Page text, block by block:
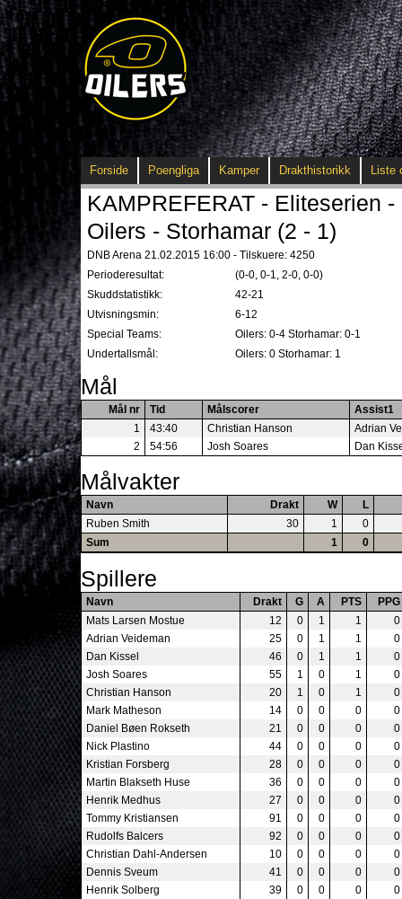
Forside Poengliga Kamper Drakthistorikk Liste
KAMPREFERAT - Eliteserien -
Oilers - Storhamar (2 - 1)
DNB Arena 21.02.2015 16:00 - Tilskuere: 4250
Perioderesultat:
(0-0, 0-1, 2-0, 0-0)
Skuddstatistikk:
42-21
Utvisningsmin:
6-12
Special Teams:
Oilers: 0-4 Storhamar: 0-1
Undertallsmål:
Oilers: 0 Storhamar: 1
Mål
Mål nr Tid Målscorer
Assist1
1
43:40 Christian Hanson
Adrian
2
54:56 Josh Soares Dan
Målvakter
Navn Drakt W
L
Ruben Smith
30 1
0
Sum
1 0
Spillere
Navn Drakt G A PTS
PPG
Mats Larsen Mostue
12 0 1 1
0
Adrian Veideman
25 0 1 1
0
Dan Kissel
46 0 1 1
0
Josh Soares
55 1 0 1
0
Christian Hanson
20 1 0 1
0
Mark Matheson
14 0 0 0
0
Daniel Bøen Rokseth
21 0 0 0
0
Nick Plastino
44 0 0 0
0
Kristian Forsberg
28 0 0 0
0
Martin Blakseth Huse
36 0 0 0
0
Henrik Medhus
27 0 0 0
0
Tommy Kristiansen
91 0 0 0
0
Rudolfs Balcers
92 0 0 0
0
Christian Dahl-Andersen
10 0 0 0
0
Dennis Sveum
41 0 0 0
0
Henrik Solberg
39 0 0 0
0